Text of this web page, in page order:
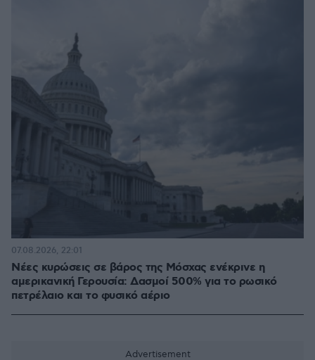
Νέες κυρώσεις σε βάρος της Μόσχας ενέκρινε η
αμερικανική Γερουσία: Δασμοί 500% για το ρωσικό
πετρέλαιο και το φυσικό αέριο
07.08.2026, 22:01